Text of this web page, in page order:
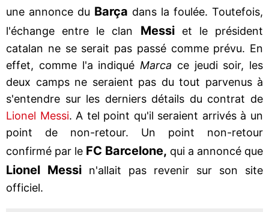
une annonce du Barça dans la foulée. Toutefois,
l'échange entre le clan Messiet le président
catalan ne se serait pas passé comme prévu. En
effet, comme l'a indiqué Marca ce jeudi soir, les
deux camps ne seraient pas du tout parvenus à
s'entendre sur les derniers détails du contrat de
Lionel Messi. A tel point qu'il seraient arrivés à un
point de non-retour. Un point non-retour
confirmé par le FC Barcelone, qui a annoncé que
Lionel Messi n'allait pas revenir sur son site
officiel.